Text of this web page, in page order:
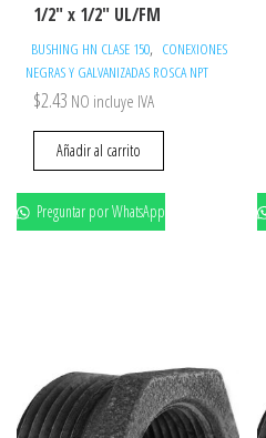
1/2″ x 1/2″ UL/FM
BUSHING HN CLASE 150, CONEXIONES
NEGRAS Y GALVANIZADAS ROSCA NPT
$2.43 NO incluye IVA
Añadir al carrito
Preguntar por WhatsApp